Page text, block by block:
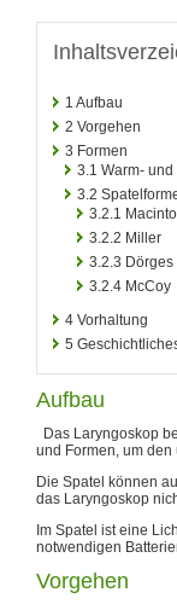
1 Aufbau
2 Vorgehen
3 Formen
3.1 Warm-
3.2
3.2.1
3.2.2 Miller
3.2.3 Dörges
3.2.4 McCoy
4 Vorhaltung
5
Aufbau
Das Laryngoskop
und Formen, um
Die Spatel können
das Laryngoskop
Im Spatel ist eine
notwendigen
Vorgehen